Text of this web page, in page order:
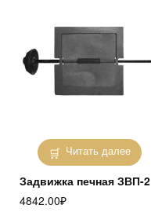
Читать далее
Задвижка печная ЗВП-2
4842.00₽